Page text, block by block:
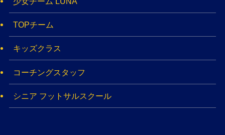
TOPチーム
キッズクラス
コーチングスタッフ
シニア フットサルスクール